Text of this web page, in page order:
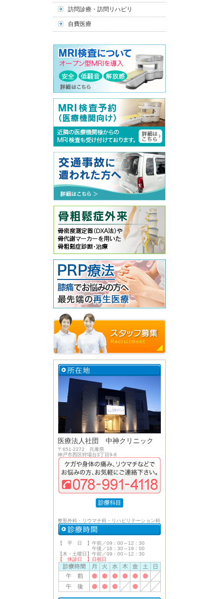
訪問診療・訪問リハビリ
自費医療
医療法人社団 中神クリニック
〒651-2272 兵庫県
神戸市西区狩場台3丁目9-8
整形外科・リウマチ科・リハビリテーション科
【 平 日 】午前／09：00～12：30
午後／16：30～19：00
【木・土曜日】午前／09：00～12：30
【 休診日 】日祝日